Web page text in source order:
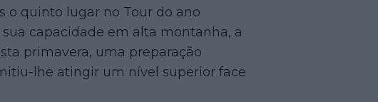
o quinto lugar no Tour do ano
capacidade em alta montanha, a
primavera, uma preparação
lhe atingir um nível superior face